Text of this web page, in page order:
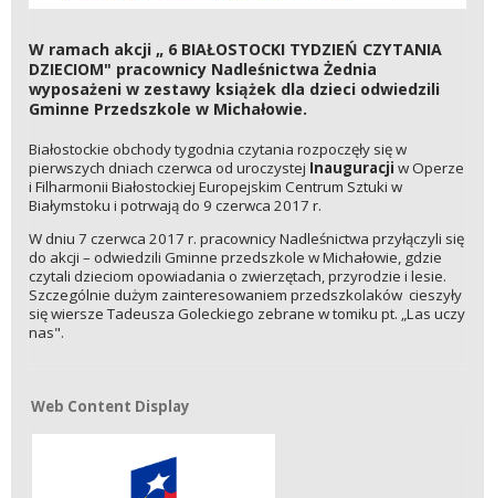
W ramach akcji „ 6 BIAŁOSTOCKI TYDZIEŃ CZYTANIA
DZIECIOM" pracownicy Nadleśnictwa Żednia
wyposażeni w zestawy książek dla dzieci odwiedzili
Gminne Przedszkole w Michałowie.
Białostockie obchody tygodnia czytania rozpoczęły się w
pierwszych dniach czerwca od uroczystej Inauguracji w Operze
i Filharmonii Białostockiej Europejskim Centrum Sztuki w
Białymstoku i potrwają do 9 czerwca 2017 r.
W dniu 7 czerwca 2017 r. pracownicy Nadleśnictwa przyłączyli się
do akcji – odwiedzili Gminne przedszkole w Michałowie, gdzie
czytali dzieciom opowiadania o zwierzętach, przyrodzie i lesie.
Szczególnie dużym zainteresowaniem przedszkolaków cieszyły
się wiersze Tadeusza Goleckiego zebrane w tomiku pt. „Las uczy
nas".
Web Content Display
Web Content Display